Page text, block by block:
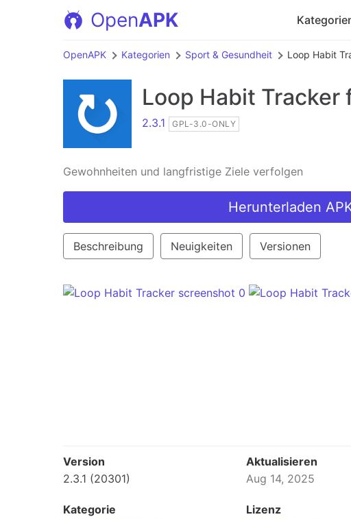
OpenAPK
OpenAPK Kategorien Sport & Gesundheit Loop Habit
Loop Habit Tracker
2.3.1 GPL-3.0-ONLY
Gewohnheiten und langfristige Ziele verfolgen
Herunterladen
Beschreibung Neuigkeiten Versionen
Version
2.3.1 (20301)
Aktualisieren
Aug 14, 2025
Kategorie
Lizenz